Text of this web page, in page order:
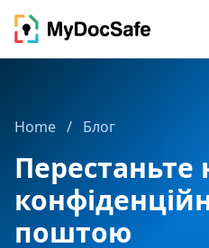
Home / Блог
Перестаньте
поштою